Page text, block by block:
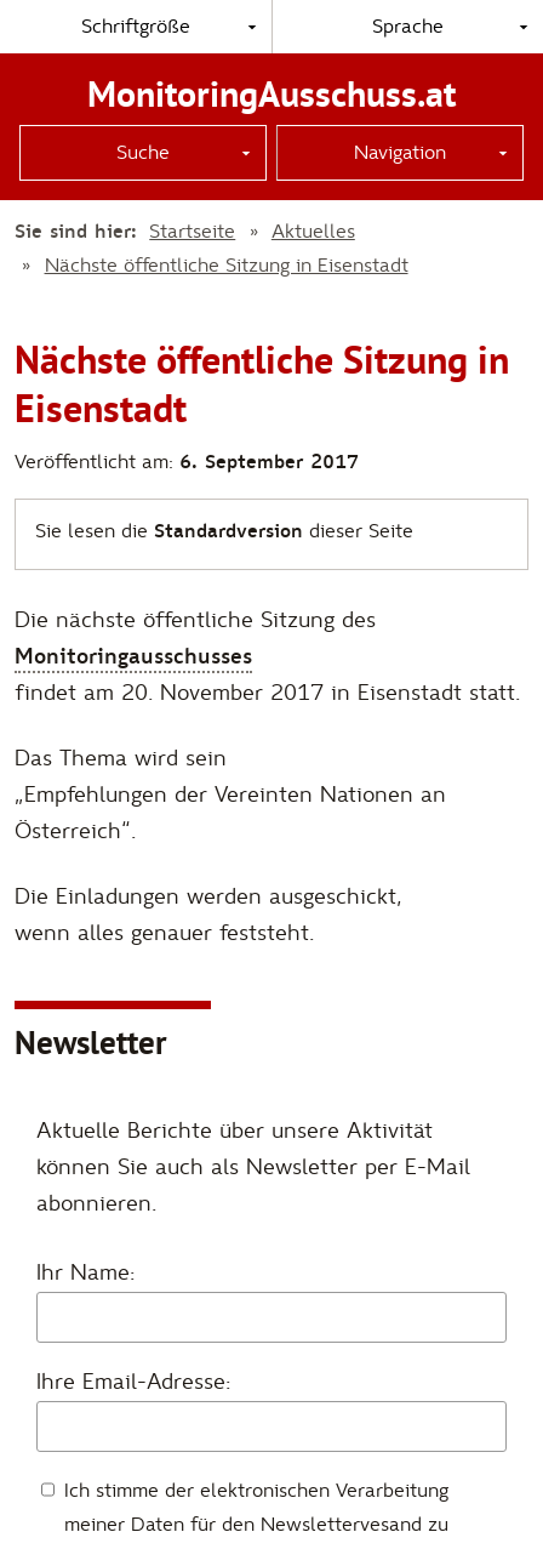
Schriftgröße Sprache
MonitoringAusschuss.at
Suche Navigation
Sie sind hier: Startseite
Aktuelles
Nächste öffentliche Sitzung in Eisenstadt
Sie lesen die Standardversion dieser Seite
Nächste öffentliche Sitzung in
Eisenstadt
Veröffentlicht am: 6. September 2017
Die nächste öffentliche Sitzung des
Monitoringausschusses
findet am 20. November 2017 in Eisenstadt statt.
Das Thema wird sein
„Empfehlungen der Vereinten Nationen an
Österreich“.
Die Einladungen werden ausgeschickt,
wenn alles genauer feststeht.
Newsletter
Aktuelle Berichte über unsere Aktivität
können Sie auch als Newsletter per E-Mail
abonnieren.
Ihr Name:
Ihre Email-Adresse:
Ich stimme der elektronischen Verarbeitung
meiner Daten für den Newslettervesand zu